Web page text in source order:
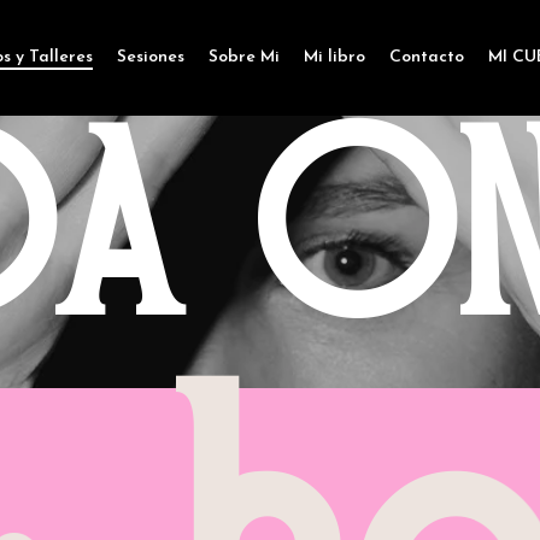
y Talleres Sesiones Sobre Mi Mi libro Contacto MI
A O